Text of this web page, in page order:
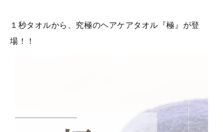
１秒タオルから、究極のヘアケアタオル『極』が登
場！！